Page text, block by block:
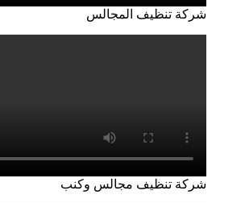
شركة تنظيف المجالس
شركة تنظيف مجالس وكنب